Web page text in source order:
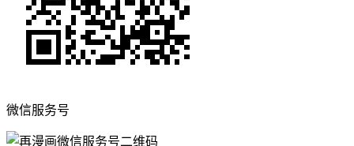
微信服务号